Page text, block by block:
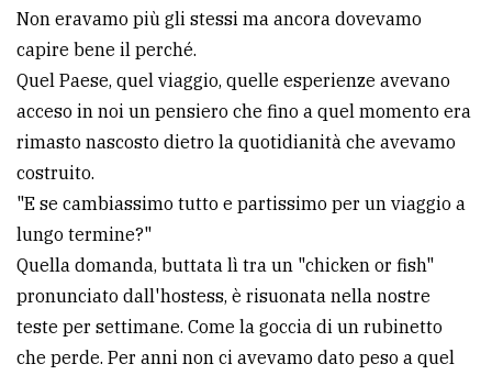
CERCA
Cerca
per
Ricerca
avanzata
LE
ALTRE
TESTATE
Non eravamo più gli stessi ma ancora dovevamo
capire bene il perché.
Quel Paese, quel viaggio, quelle esperienze avevano
acceso in noi un pensiero che fino a quel momento era
rimasto nascosto dietro la quotidianità che avevamo
costruito.
"E se cambiassimo tutto e partissimo per un viaggio a
lungo termine?"
Quella domanda, buttata lì tra un "chicken or fish"
pronunciato dall'hostess, è risuonata nella nostre
teste per settimane. Come la goccia di un rubinetto
che perde. Per anni non ci avevamo dato peso a quel